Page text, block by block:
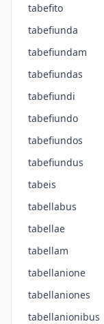
tabefito
tabefiunda
tabefiundam
tabefiundas
tabefiundi
tabefiundo
tabefiundos
tabefiundus
tabeis
tabellabus
tabellae
tabellam
tabellanione
tabellaniones
tabellanionibus